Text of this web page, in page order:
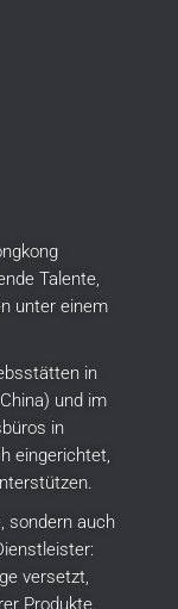
Talente,
unter einem
in
und im
in
eingerichtet,
sondern auch
versetzt,
Produkte.